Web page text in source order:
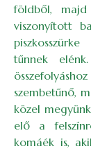
földből,
viszonyított
tűnnek
szembetűnő,
közel
elő a
komáék is,